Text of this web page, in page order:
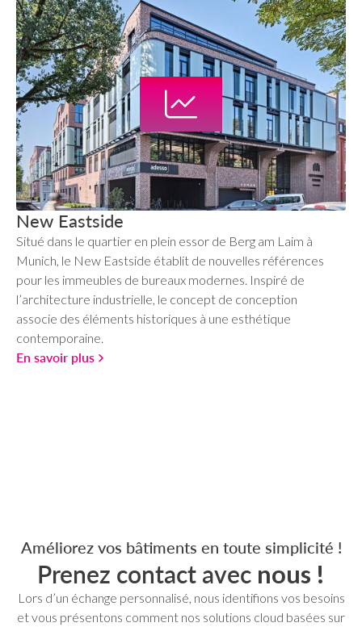
New Eastside
Situé dans le quartier en plein essor de Berg am Laim à
Munich, le New Eastside établit de nouvelles références
pour les immeubles de bureaux modernes. Inspiré de
l’architecture industrielle, le concept de conception
associe des éléments historiques à une esthétique
contemporaine.
En savoir plus
Améliorez vos bâtiments en toute simplicité !
Prenez contact avec nous !
Lors d’un échange personnalisé, nous identifions vos besoins
et vous présentons comment nos solutions cloud basées sur